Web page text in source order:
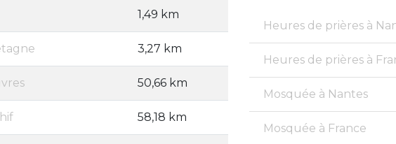
1,49 km
3,27 km
50,66 km
58,18 km
Heures de prières à
Heures de prières à
Mosquée à Nantes
Mosquée à France